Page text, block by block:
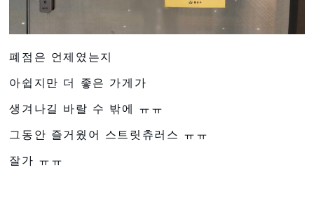
폐점은 언제였는지
아쉽지만 더 좋은 가게가
생겨나길 바랄 수 밖에 ㅠㅠ
그동안 즐거웠어 스트릿츄러스 ㅠㅠ
잘가 ㅠㅠ